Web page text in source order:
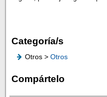
Categoría/s
Otros > Otros
Compártelo